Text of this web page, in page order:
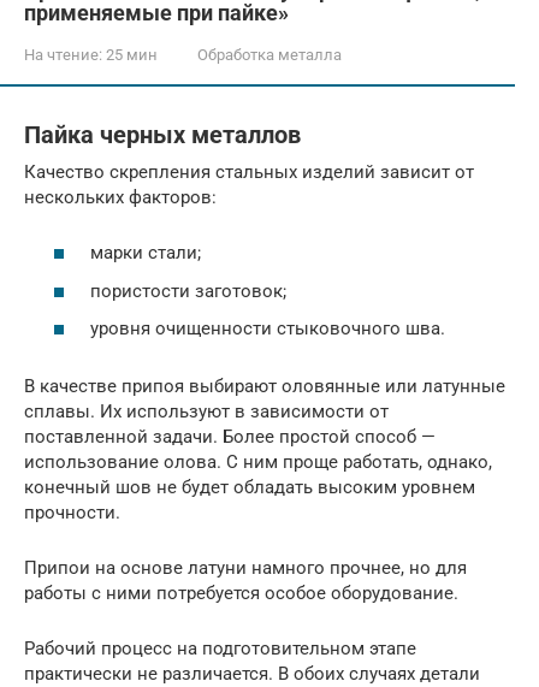
применяемые при пайке»
На чтение: 25 мин Обработка металла
Пайка черных металлов
Качество скрепления стальных изделий зависит от
нескольких факторов:
марки стали;
пористости заготовок;
уровня очищенности стыковочного шва.
В качестве припоя выбирают оловянные или латунные
сплавы. Их используют в зависимости от
поставленной задачи. Более простой способ —
использование олова. С ним проще работать, однако,
конечный шов не будет обладать высоким уровнем
прочности.
Припои на основе латуни намного прочнее, но для
работы с ними потребуется особое оборудование.
Рабочий процесс на подготовительном этапе
практически не различается. В обоих случаях детали